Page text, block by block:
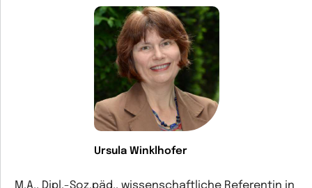
Ursula Winklhofer
M.A., Dipl.-Soz.päd., wissenschaftliche Referentin in